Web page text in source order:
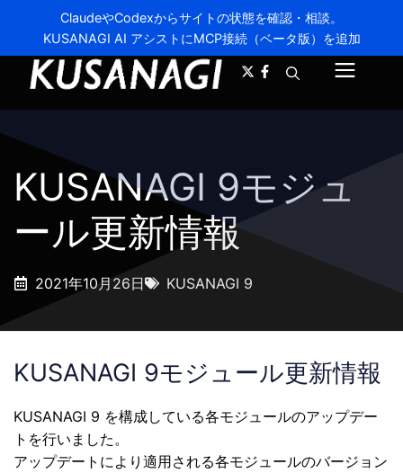
ClaudeやCodexからサイトの状態を確認・相談。
KUSANAGI AI アシストにMCP接続（ベータ版）を追加
ニ
KUSANAGI 9モジュ
ール更新情報
2021年10月26日 KUSANAGI 9
KUSANAGI 9モジュール更新情報
KUSANAGI 9 を構成している各モジュールのアップデー
トを行いました。
アップデートにより適用される各モジュールのバージョン
A- A+